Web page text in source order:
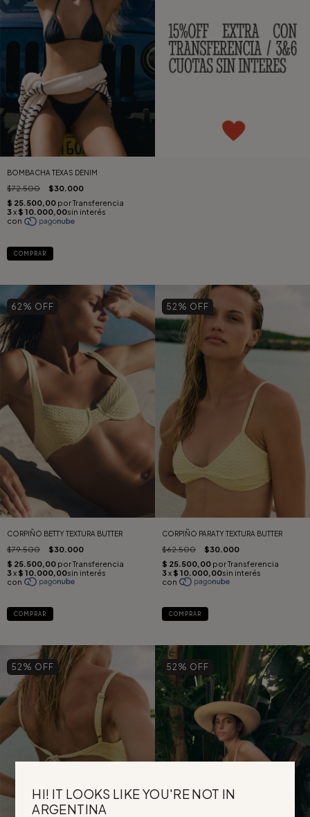
BOMBACHA TEXAS DENIM
$72.500 $30.000
COMPRAR
62 % OFF
CORPIÑO BETTY TEXTURA BUTTER
$79.500 $30.000
COMPRAR
52 % OFF
CORPIÑO PARATY TEXTURA BUTTER
$62.500 $30.000
COMPRAR
52 % OFF 52 % OFF
HI! IT LOOKS LIKE YOU'RE NOT IN
ARGENTINA